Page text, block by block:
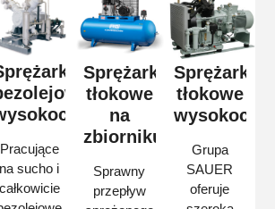
Pracujące
na sucho i
całkowicie
Sprężarki
tłokowe
na
zbiorniku
Sprawny
przepływ
Sprężarki
tłokowe
Grupa
SAUER
oferuje